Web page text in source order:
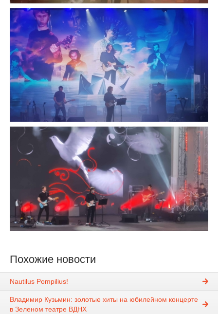
Похожие новости
Nautilus Pompilius!
Владимир Кузьмин: золотые хиты на юбилейном концерте
в Зеленом театре ВДНХ